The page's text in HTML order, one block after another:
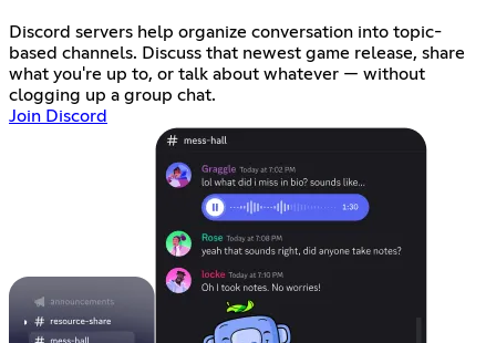
Discord servers help organize conversation into topic-
based channels. Discuss that newest game release, share
what you're up to, or talk about whatever — without
clogging up a group chat.
Join Discord